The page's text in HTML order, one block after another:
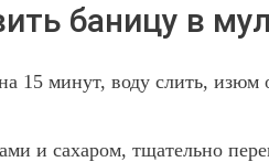
баницу в
15 минут, воду слить, изюм
и сахаром, тщательно